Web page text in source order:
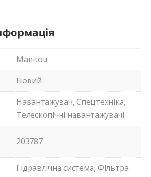
Manitou
Новий
Навантажувач, Спецтехніка,
Телескопічні навантажувачі
203787
Гідравлічна система, Фільтра